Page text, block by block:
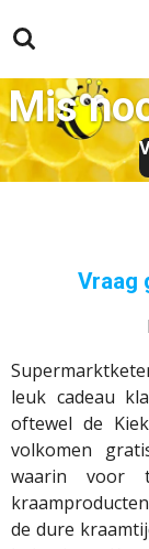
direct
naar
de
hoofdinhoud
Mis
Vraag
leuk cadeau
oftewel de
volkomen
waarin voor
de dure